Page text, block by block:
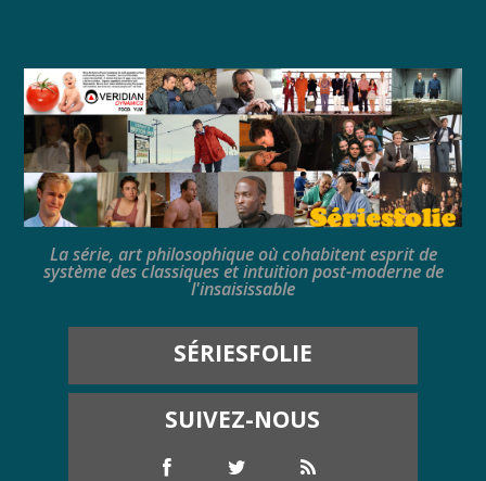
La série, art philosophique où cohabitent esprit de
système des classiques et intuition post-moderne de
l'insaisissable
SÉRIESFOLIE
SUIVEZ-NOUS